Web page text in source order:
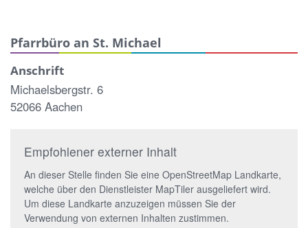
Pfarrbüro an St. Michael
Anschrift
Michaelsbergstr. 6
52066 Aachen
Empfohlener externer Inhalt
An dieser Stelle finden Sie eine OpenStreetMap Landkarte,
welche über den Dienstleister MapTiler ausgeliefert wird.
Um diese Landkarte anzuzeigen müssen Sie der
Verwendung von externen Inhalten zustimmen.